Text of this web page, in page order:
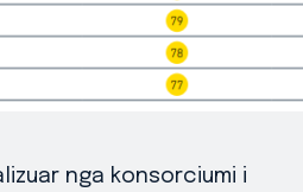
nga konsorciumi i